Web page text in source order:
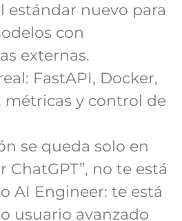
estándar nuevo para
con
externas.
FastAPI, Docker,
métricas y control de
se queda solo en
ChatGPT”, no te está
AI Engineer: te está
usuario avanzado